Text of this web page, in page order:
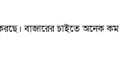
বাজারের চাইতে অনেক